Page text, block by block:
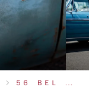
５６ ＢＥＬ ＡＩＲ